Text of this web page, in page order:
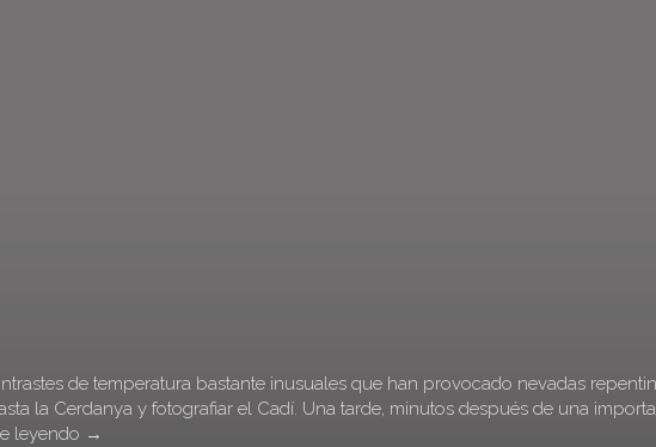
de temperatura bastante inusuales que han provocado nevadas
la Cerdanya y fotografiar el Cadí. Una tarde, minutos después de una
leyendo →